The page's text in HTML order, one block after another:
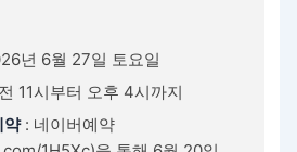
년 6월 27일 토요일
11시부터 오후 4시까지
약 : 네이버예약